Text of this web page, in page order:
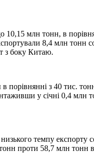
10,15 млн тонн, в
8,4 млн тонн
з боку Китаю.
з 40 тис.
у січні 0,4 млн
темпу
проти 58,7 млн тонн